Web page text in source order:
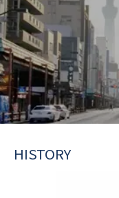
HISTORY